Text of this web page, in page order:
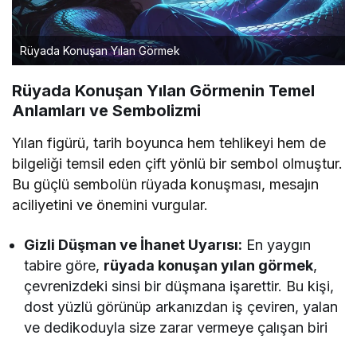
Rüyada Konuşan Yılan Görmek
Rüyada Konuşan Yılan Görmenin Temel
Anlamları ve Sembolizmi
Yılan figürü, tarih boyunca hem tehlikeyi hem de
bilgeliği temsil eden çift yönlü bir sembol olmuştur.
Bu güçlü sembolün rüyada konuşması, mesajın
aciliyetini ve önemini vurgular.
Gizli Düşman ve İhanet Uyarısı: En yaygın
tabire göre, rüyada konuşan yılan görmek,
çevrenizdeki sinsi bir düşmana işarettir. Bu kişi,
dost yüzlü görünüp arkanızdan iş çeviren, yalan
ve dedikoduyla size zarar vermeye çalışan biri